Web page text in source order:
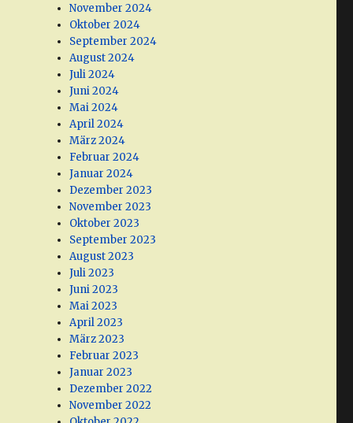
November 2024
Oktober 2024
September 2024
August 2024
Juli 2024
Juni 2024
Mai 2024
April 2024
März 2024
Februar 2024
Januar 2024
Dezember 2023
November 2023
Oktober 2023
September 2023
August 2023
Juli 2023
Juni 2023
Mai 2023
April 2023
März 2023
Februar 2023
Januar 2023
Dezember 2022
November 2022